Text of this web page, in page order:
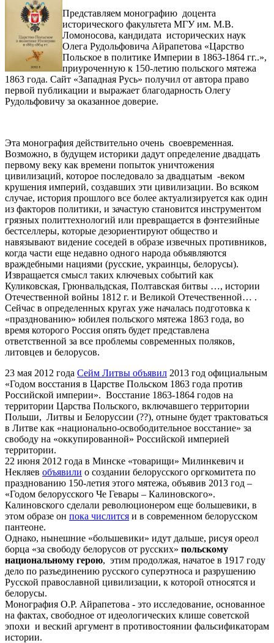
Представляем монографию доцента
исторического факультета МГУ им. М.В.
Ломоносова, кандидата исторических наук
Олега Рудольфовича Айрапетова «Царство
Польское в политике Империи в 1863-1864 гг..»,
приуроченную к 150-летию польского мятежа
1863 года. Сайт «Западная Русь» получил от автора право
первой публикации и выражает благодарность Олегу
Рудольфовичу за оказанное доверие.
Эта монография действительно очень своевременная.
Возможно, в будущем историки дадут определение двадцать
первому веку как времени попыток уничтожения
цивилизаций, которое последовало за двадцатым -веком
крушения империй, создавших эти цивилизации. Во всяком
случае, история прошлого все более актуализируется как один
из факторов политики, и зачастую становится инструментом
грязных политтехнологий или превращается в фэнтезийные
бестселлеры, которые дезориентируют общество и
навязывают видение соседей в образе извечных противников,
когда части еще недавно одного народа объявляются
враждебными нациями (русские, украинцы, белорусы).
Извращается смысл таких ключевых событий как
Куликовская, Грюнвальдская, Полтавская битвы …, истории
Отечественной войны 1812 г. и Великой Отечественной… .
Сейчас в определенных кругах уже началась подготовка к
«празднованию» юбилея польского мятежа 1863 года, во
время которого Россия опять будет представлена
ответственной за все проблемы современных поляков,
литовцев и белорусов.
23 мая 2012 года Сейм Литвы объявил 2013 год официальным
«Годом восстания в Царстве Польском 1863 года против
Российской империи». Восстание 1863-1864 годов на
территории Царства Польского, включавшего территории
Польши, Литвы и Белоруссии (??), отныне будет трактоваться
в Литве как «национально-освободительное восстание» за
свободу на «оккупированной» Российской империей
территории.
22 июня 2012 года в Минске «товарищи» Милинкевич и
Некляев объявили о создании белорусского оргкомитета по
празднованию 150-летия этого мятежа, объявив 2013 год –
«Годом белорусского Че Гевары – Калиновского».
Калиновского сделали революционером еще большевики, в
этом образе он пока числится и в современном белорусском
пантеоне.
Однако, нынешние «большевики» идут дальше, рисуя ореол
борца «за свободу белорусов от русских» польскому
национальному герою, этим продолжая, начатое в 1917 году
дело по разъединению русского суперэтноса и разрушению
Русской православной цивилизации, к которой относятся и
белорусы.
Монография О.Р. Айрапетова - это исследование, основанное
на фактах, свободное от идеологических клише советской
эпохи и веский аргумент в противостоянии фальсификаторам
истории.